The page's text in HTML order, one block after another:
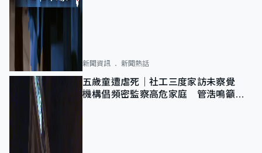
新聞資訊 新聞熱話
五歲童遭虐死｜社工三度家訪未察覺
機構倡頻密監察高危家庭 管浩鳴籲加